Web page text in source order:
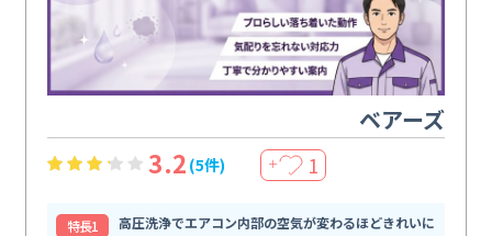
ベアーズ
3.2 (5件) ＋ 1
特⻑1
高圧洗浄でエアコン内部の空気が変わるほどきれいに